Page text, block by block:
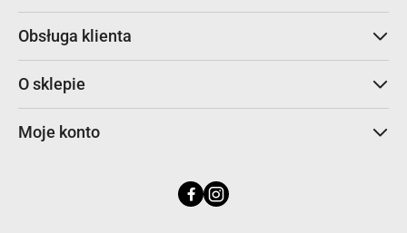
Obsługa klienta
O sklepie
Moje konto